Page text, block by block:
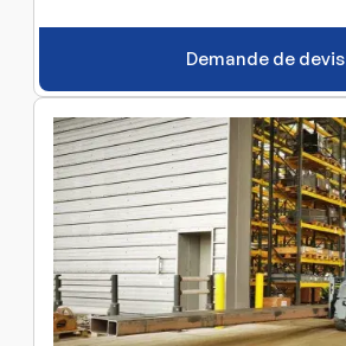
Demande de devis